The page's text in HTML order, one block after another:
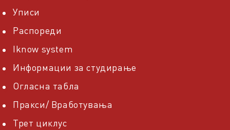
Уписи
Распореди
Iknow system
Информации за студирање
Огласна табла
Пракси/ Вработувања
Трет циклус